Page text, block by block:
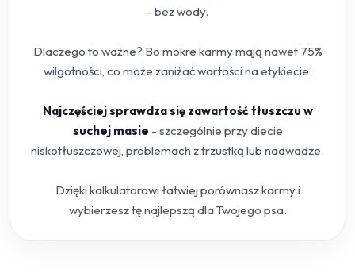
- bez wody.
Dlaczego to ważne? Bo mokre karmy mają nawet 75%
wilgotności, co może zaniżać wartości na etykiecie.
Najczęściej sprawdza się zawartość tłuszczu w
suchej masie - szczególnie przy diecie
niskotłuszczowej, problemach z trzustką lub nadwadze.
Dzięki kalkulatorowi łatwiej porównasz karmy i
wybierzesz tę najlepszą dla Twojego psa.